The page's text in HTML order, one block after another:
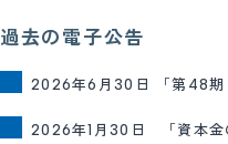
過去の電子公告
2026年6月30日 「第48期
2026年1月30日 「資本金